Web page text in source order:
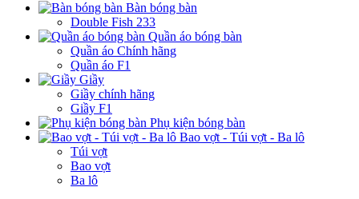
Bàn bóng bàn
Double Fish 233
Quần áo bóng bàn
Quần áo Chính hãng
Quần áo F1
Giầy
Giầy chính hãng
Giầy F1
Phụ kiện bóng bàn
Bao vợt - Túi vợt - Ba lô
Túi vợt
Bao vợt
Ba lô